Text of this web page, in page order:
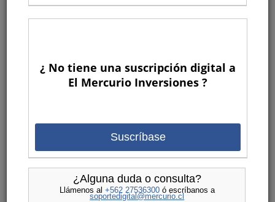
¿ No tiene una suscripción digital a
El Mercurio Inversiones ?
Suscríbase
¿Alguna duda o consulta?
Llámenos al +562 27536300ó escríbanos a
soportedigital@mercurio.cl